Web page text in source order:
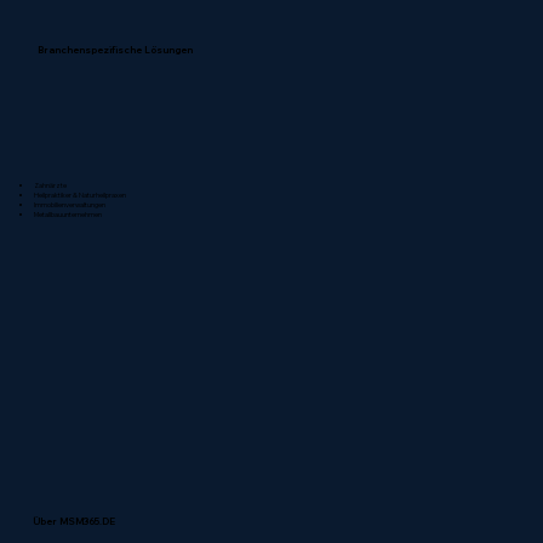
Branchenspezifische Lösungen
Über MSM365.DE
Zahnärzte
Heilpraktiker & Naturheilpraxen
Immobilienverwaltungen
Metallbauunternehmen